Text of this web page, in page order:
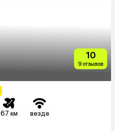
10
9 отзывов
67 км везде